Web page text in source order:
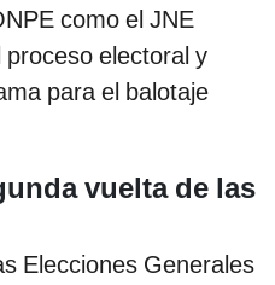
como el JNE
electoral y
para el balotaje
vuelta de las
Elecciones Generales